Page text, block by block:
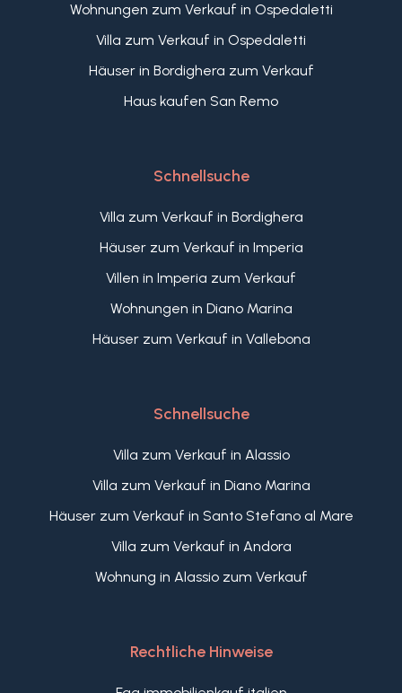
Wohnungen zum Verkauf in Ospedaletti
Villa zum Verkauf in Ospedaletti
Häuser in Bordighera zum Verkauf
Haus kaufen San Remo
Schnellsuche
Villa zum Verkauf in Bordighera
Häuser zum Verkauf in Imperia
Villen in Imperia zum Verkauf
Wohnungen in Diano Marina
Häuser zum Verkauf in Vallebona
Schnellsuche
Villa zum Verkauf in Alassio
Villa zum Verkauf in Diano Marina
Häuser zum Verkauf in Santo Stefano al Mare
Villa zum Verkauf in Andora
Wohnung in Alassio zum Verkauf
Rechtliche Hinweise